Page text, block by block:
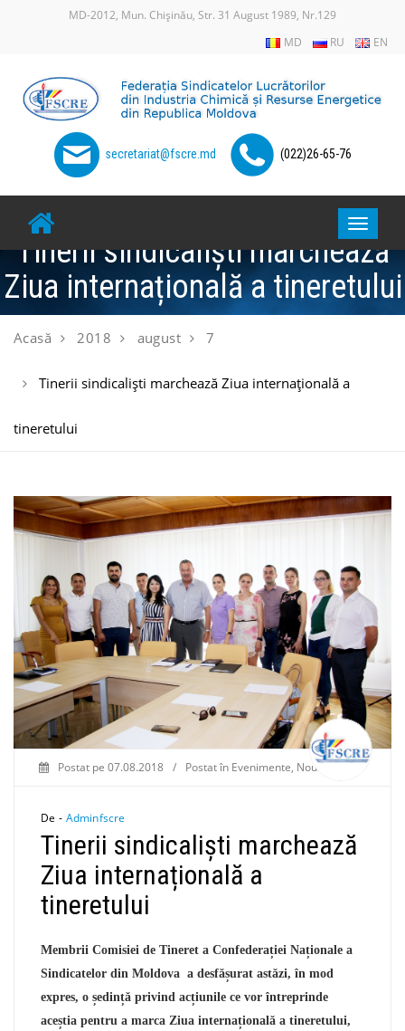
MD-2012, Mun. Chișinău, Str. 31 August 1989, Nr.129
MD
RU EN
secretariat@fscre.md (022)26-65-76
Toggle
Tinerii sindicaliști marchează
Ziua internațională a tineretului
Acasă 2018 august 7
Tinerii sindicaliști marchează Ziua internațională a
tineretului
Postat pe 07.08.2018 / Postat în Evenimente, Noutăți
De - Adminfscre
Tinerii sindicaliști marchează
Ziua internațională a
tineretului
Membrii Comisiei de Tineret a Confederației Naționale a
Sindicatelor din Moldova a desfășurat astăzi, în mod
expres, o ședință privind acțiunile ce vor întreprinde
aceștia pentru a marca Ziua internațională a tineretului,